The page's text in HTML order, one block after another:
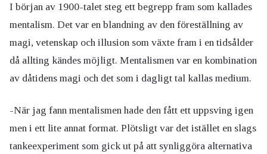
I början av 1900-talet steg ett begrepp fram som kallades
mentalism. Det var en blandning av den föreställning av
magi, vetenskap och illusion som växte fram i en tidsålder
då allting kändes möjligt. Mentalismen var en kombination
av dåtidens magi och det som i dagligt tal kallas medium.
-När jag fann mentalismen hade den fått ett uppsving igen
men i ett lite annat format. Plötsligt var det istället en slags
tankeexperiment som gick ut på att synliggöra alternativa